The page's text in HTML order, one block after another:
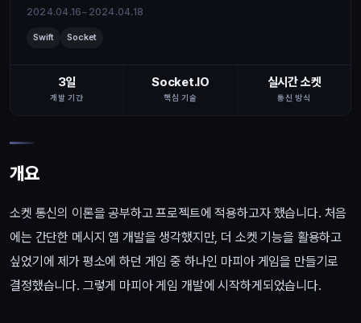
2024.04.16~2024.04.18
Swift Socket
3일
개발 기간
Socket.IO
핵심 기술
실시간 소켓
통신 방식
개요
소켓 통신의 이론을 공부하고 프로젝트에 적용하고자 했습니다. 처음
에는 간단한 메시지 앱 개발을 생각했지만, 더 소켓 기능을 활용하고
싶었기에 제가 평소에 하던 게임 중 하나인 마피아 게임을 만들기로
결정했습니다. 그렇게 마피아 게임 개발에 시작하게되었습니다.